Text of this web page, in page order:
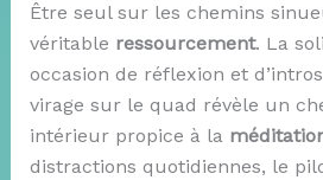
Être seul sur les chemins
véritable ressourcement. La
occasion de réflexion et
virage sur le quad révèle un
intérieur propice à la
distractions quotidiennes, le